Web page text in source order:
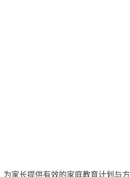
家长提供有效的家庭教育计划与方